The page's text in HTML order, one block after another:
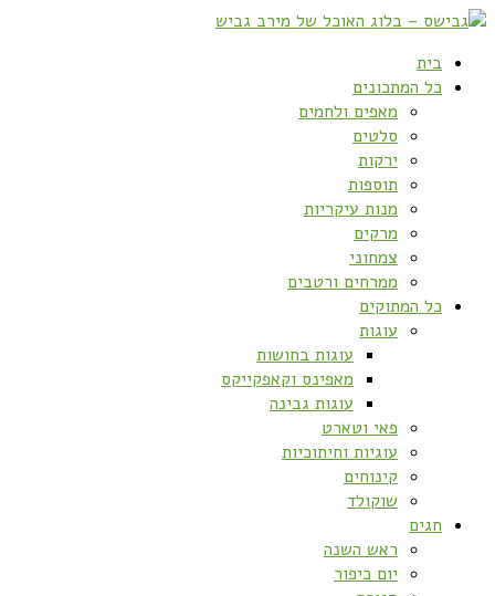
בית
כל המתכונים
מאפים ולחמים
סלטים
ירקות
תוספות
מנות עיקריות
מרקים
צמחוני
ממרחים ורטבים
כל המתוקים
עוגות
עוגות בחושות
מאפינס וקאפקייקס
עוגות גבינה
פאי וטארט
עוגיות וחיתוכיות
קינוחים
שוקולד
חגים
ראש השנה
יום כיפור